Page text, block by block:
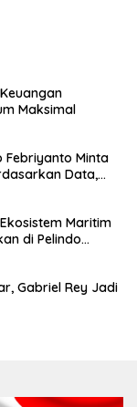
Maksimal
Febriyanto Minta
Data,
Maritim
di Pelindo
Gabriel Rey Jadi